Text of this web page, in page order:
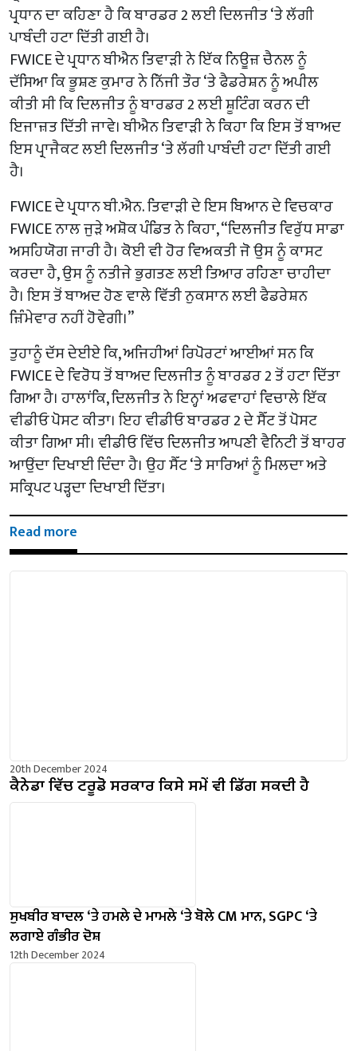
ਪ੍ਰਧਾਨ ਦਾ ਕਹਿਣਾ ਹੈ ਕਿ ਬਾਰਡਰ 2 ਲਈ ਦਿਲਜੀਤ ‘ਤੇ ਲੱਗੀ
ਪਾਬੰਦੀ ਹਟਾ ਦਿੱਤੀ ਗਈ ਹੈ।
FWICE ਦੇ ਪ੍ਰਧਾਨ ਬੀਐਨ ਤਿਵਾੜੀ ਨੇ ਇੱਕ ਨਿਊਜ਼ ਚੈਨਲ ਨੂੰ
ਦੱਸਿਆ ਕਿ ਭੂਸ਼ਣ ਕੁਮਾਰ ਨੇ ਨਿੱਜੀ ਤੌਰ ‘ਤੇ ਫੈਡਰੇਸ਼ਨ ਨੂੰ ਅਪੀਲ
ਕੀਤੀ ਸੀ ਕਿ ਦਿਲਜੀਤ ਨੂੰ ਬਾਰਡਰ 2 ਲਈ ਸ਼ੂਟਿੰਗ ਕਰਨ ਦੀ
ਇਜਾਜ਼ਤ ਦਿੱਤੀ ਜਾਵੇ। ਬੀਐਨ ਤਿਵਾੜੀ ਨੇ ਕਿਹਾ ਕਿ ਇਸ ਤੋਂ ਬਾਅਦ
ਇਸ ਪ੍ਰਾਜੈਕਟ ਲਈ ਦਿਲਜੀਤ ‘ਤੇ ਲੱਗੀ ਪਾਬੰਦੀ ਹਟਾ ਦਿੱਤੀ ਗਈ
ਹੈ।
FWICE ਦੇ ਪ੍ਰਧਾਨ ਬੀ.ਐਨ. ਤਿਵਾੜੀ ਦੇ ਇਸ ਬਿਆਨ ਦੇ ਵਿਚਕਾਰ
FWICE ਨਾਲ ਜੁੜੇ ਅਸ਼ੋਕ ਪੰਡਿਤ ਨੇ ਕਿਹਾ, “ਦਿਲਜੀਤ ਵਿਰੁੱਧ ਸਾਡਾ
ਅਸਹਿਯੋਗ ਜਾਰੀ ਹੈ। ਕੋਈ ਵੀ ਹੋਰ ਵਿਅਕਤੀ ਜੋ ਉਸ ਨੂੰ ਕਾਸਟ
ਕਰਦਾ ਹੈ, ਉਸ ਨੂੰ ਨਤੀਜੇ ਭੁਗਤਣ ਲਈ ਤਿਆਰ ਰਹਿਣਾ ਚਾਹੀਦਾ
ਹੈ। ਇਸ ਤੋਂ ਬਾਅਦ ਹੋਣ ਵਾਲੇ ਵਿੱਤੀ ਨੁਕਸਾਨ ਲਈ ਫੈਡਰੇਸ਼ਨ
ਜ਼ਿੰਮੇਵਾਰ ਨਹੀਂ ਹੋਵੇਗੀ।”
ਤੁਹਾਨੂੰ ਦੱਸ ਦੇਈਏ ਕਿ, ਅਜਿਹੀਆਂ ਰਿਪੋਰਟਾਂ ਆਈਆਂ ਸਨ ਕਿ
FWICE ਦੇ ਵਿਰੋਧ ਤੋਂ ਬਾਅਦ ਦਿਲਜੀਤ ਨੂੰ ਬਾਰਡਰ 2 ਤੋਂ ਹਟਾ ਦਿੱਤਾ
ਗਿਆ ਹੈ। ਹਾਲਾਂਕਿ, ਦਿਲਜੀਤ ਨੇ ਇਨ੍ਹਾਂ ਅਫਵਾਹਾਂ ਵਿਚਾਲੇ ਇੱਕ
ਵੀਡੀਓ ਪੋਸਟ ਕੀਤਾ। ਇਹ ਵੀਡੀਓ ਬਾਰਡਰ 2 ਦੇ ਸੈੱਟ ਤੋਂ ਪੋਸਟ
ਕੀਤਾ ਗਿਆ ਸੀ। ਵੀਡੀਓ ਵਿੱਚ ਦਿਲਜੀਤ ਆਪਣੀ ਵੈਨਿਟੀ ਤੋਂ ਬਾਹਰ
ਆਉਂਦਾ ਦਿਖਾਈ ਦਿੰਦਾ ਹੈ। ਉਹ ਸੈੱਟ ‘ਤੇ ਸਾਰਿਆਂ ਨੂੰ ਮਿਲਦਾ ਅਤੇ
ਸਕ੍ਰਿਪਟ ਪੜ੍ਹਦਾ ਦਿਖਾਈ ਦਿੱਤਾ।
Read more
20th December 2024
ਕੈਨੇਡਾ ਵਿੱਚ ਟਰੂਡੋ ਸਰਕਾਰ ਕਿਸੇ ਸਮੇਂ ਵੀ ਡਿੱਗ ਸਕਦੀ ਹੈ
ਸੁਖਬੀਰ ਬਾਦਲ ‘ਤੇ ਹਮਲੇ ਦੇ ਮਾਮਲੇ ‘ਤੇ ਬੋਲੇ ​​CM ਮਾਨ, SGPC ‘ਤੇ
ਲਗਾਏ ਗੰਭੀਰ ਦੋਸ਼
12th December 2024